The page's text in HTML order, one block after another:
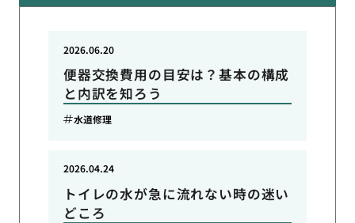
便器交換費用の目安は？基本の構成
と内訳を知ろう
2026.06.20
水道修理
トイレの水が急に流れない時の迷い
どころ
2026.04.24